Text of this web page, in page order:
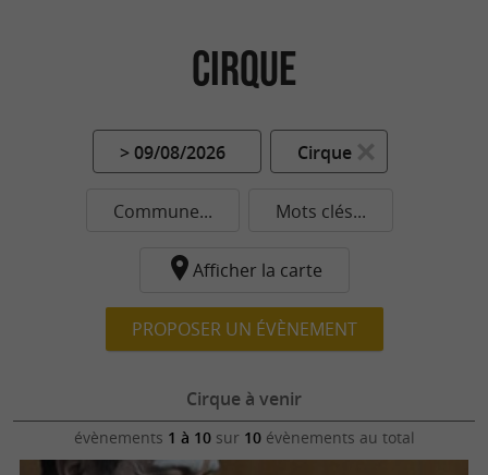
Cirque
> 09/08/2026 Cirque
Commune... Mots clés...
Afficher la carte
PROPOSER UN ÉVÈNEMENT
Cirque à venir
évènements 1 à 10sur 10évènements au total